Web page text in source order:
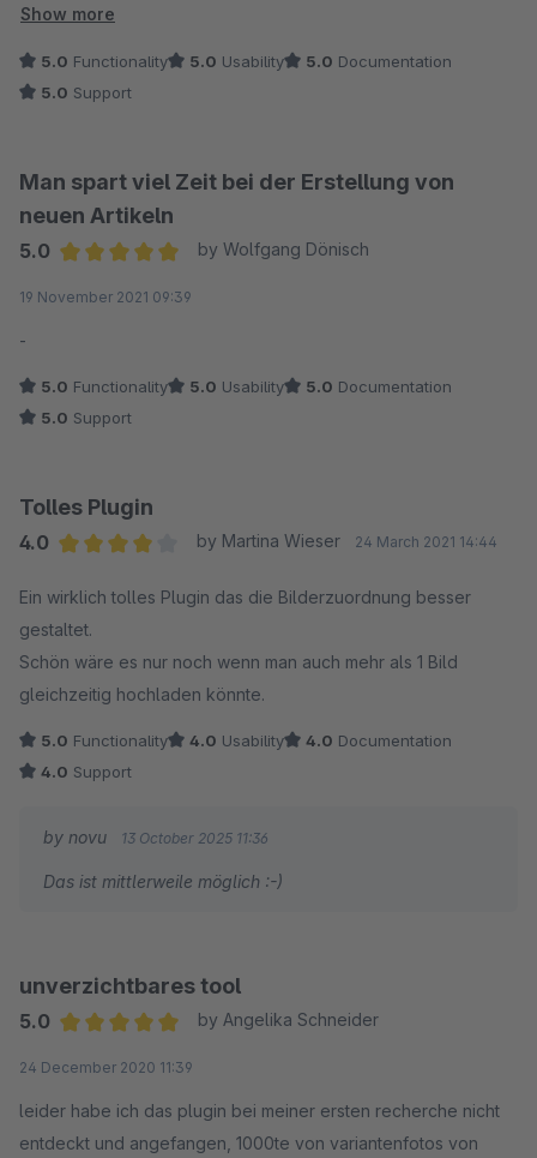
gängigen Shopsystemen gearbeitet, aber so etwas hätte ich in
im Store habe ich dann diese App von JK-WEB entdeckt und
gleich installiert, um sie zu testen. Doch leider gab es ein paar
Support kontaktiert habe, um meine Wünsche zu übermitteln,
hat dieser sofort reagiert und alles, was ich mir gewünscht
habe, binnen weniger Stunden umgesetzt und die App
beanstanden. Ich kann diese App und den Support von JK-
Show more
5.0 Functionality 5.0 Usability 5.0 Documentation
5.0 Support
Man spart viel Zeit bei der Erstellung von
neuen Artikeln
5.0
by Wolfgang Dönisch
19 November 2021 09:39
-
5.0 Functionality 5.0 Usability 5.0 Documentation
5.0 Support
Tolles Plugin
4.0
by Martina Wieser 24 March 2021 14:44
Ein wirklich tolles Plugin das die Bilderzuordnung besser
gestaltet.
Schön wäre es nur noch wenn man auch mehr als 1 Bild
gleichzeitig hochladen könnte.
5.0 Functionality 4.0 Usability 4.0 Documentation
4.0 Support
by novu 13 October 2025 11:36
Das ist mittlerweile möglich :-)
unverzichtbares tool
5.0
by Angelika Schneider
24 December 2020 11:39
leider habe ich das plugin bei meiner ersten recherche nicht
entdeckt und angefangen, 1000te von variantenfotos von